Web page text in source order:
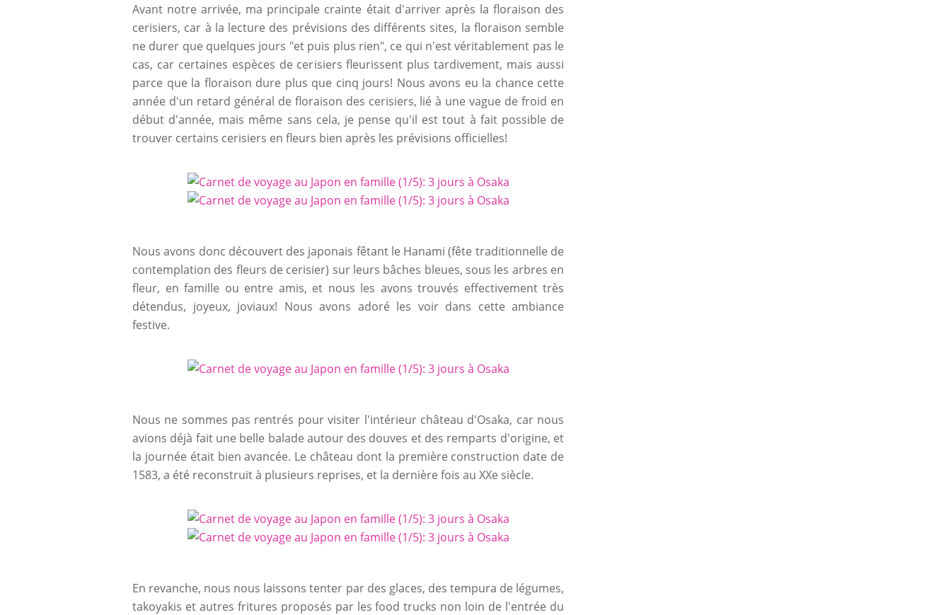
Avant notre arrivée, ma principale crainte était d'arriver après la floraison des
cerisiers, car à la lecture des prévisions des différents sites, la floraison semble
ne durer que quelques jours "et puis plus rien", ce qui n'est véritablement pas le
cas, car certaines espèces de cerisiers fleurissent plus tardivement, mais aussi
parce que la floraison dure plus que cinq jours! Nous avons eu la chance cette
année d'un retard général de floraison des cerisiers, lié à une vague de froid en
début d'année, mais même sans cela, je pense qu'il est tout à fait possible de
trouver certains cerisiers en fleurs bien après les prévisions officielles!
Nous avons donc découvert des japonais fêtant le Hanami (fête traditionnelle de
contemplation des fleurs de cerisier) sur leurs bâches bleues, sous les arbres en
fleur, en famille ou entre amis, et nous les avons trouvés effectivement très
détendus, joyeux, joviaux! Nous avons adoré les voir dans cette ambiance
festive.
Nous ne sommes pas rentrés pour visiter l'intérieur château d'Osaka, car nous
avions déjà fait une belle balade autour des douves et des remparts d'origine, et
la journée était bien avancée. Le château dont la première construction date de
1583, a été reconstruit à plusieurs reprises, et la dernière fois au XXe siècle.
En revanche, nous nous laissons tenter par des glaces, des tempura de légumes,
takoyakis et autres fritures proposés par les food trucks non loin de l'entrée du